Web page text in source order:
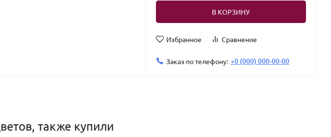
В КОРЗИНУ
Избранное Сравнение
Заказ по телефону: +0 (000) 000-00-00
также купили